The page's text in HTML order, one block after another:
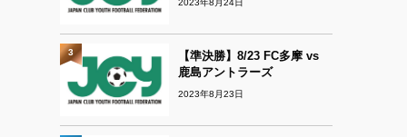
2023年8月24日
【準決勝】8/23 FC多摩 vs
鹿島アントラーズ
2023年8月23日
3